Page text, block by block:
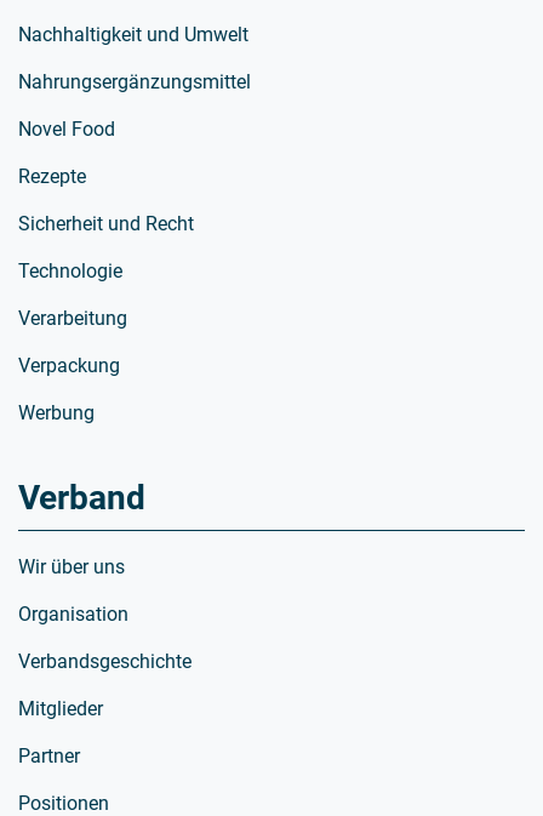
Nachhaltigkeit und Umwelt
Nahrungsergänzungsmittel
Novel Food
Rezepte
Sicherheit und Recht
Technologie
Verarbeitung
Verpackung
Werbung
Verband
Wir über uns
Organisation
Verbandsgeschichte
Mitglieder
Partner
Positionen